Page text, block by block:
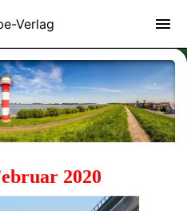
2020
Verlag